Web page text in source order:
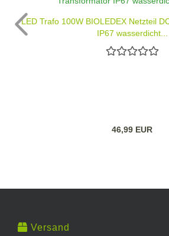
LED Trafo 100W BIOLEDEX Netzteil
IP67 wasserdicht...
46,99 EUR
Versand